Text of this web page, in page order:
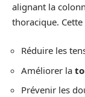
alignant la
thoracique.
Réduire les
Améliorer la
Prévenir les